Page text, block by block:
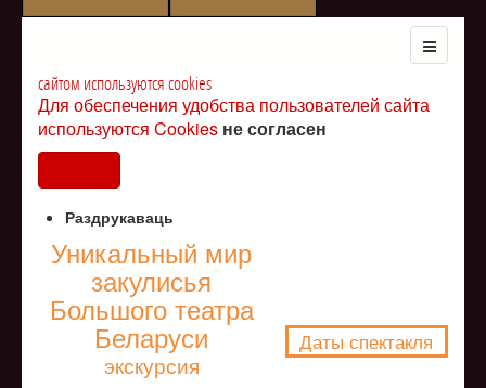
сайтом используются cookies
Для обеспечения удобства пользователей сайта
используются Cookies не согласен
Раздрукаваць
Уникальный мир
закулисья
Большого театра
Беларуси
экскурсия
Даты спектакля